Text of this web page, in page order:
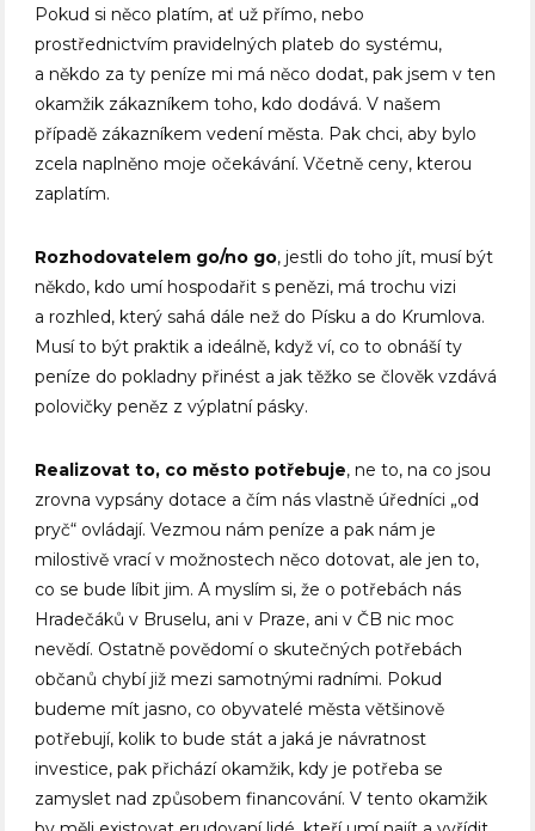
Pokud si něco platím, ať už přímo, nebo
prostřednictvím pravidelných plateb do systému,
a někdo za ty peníze mi má něco dodat, pak jsem v ten
okamžik zákazníkem toho, kdo dodává. V našem
případě zákazníkem vedení města. Pak chci, aby bylo
zcela naplněno moje očekávání. Včetně ceny, kterou
zaplatím.
Rozhodovatelem go/no go, jestli do toho jít, musí být
někdo, kdo umí hospodařit s penězi, má trochu vizi
a rozhled, který sahá dále než do Písku a do Krumlova.
Musí to být praktik a ideálně, když ví, co to obnáší ty
peníze do pokladny přinést a jak těžko se člověk vzdává
polovičky peněz z výplatní pásky.
Realizovat to, co město potřebuje, ne to, na co jsou
zrovna vypsány dotace a čím nás vlastně úředníci „od
pryč“ ovládají. Vezmou nám peníze a pak nám je
milostivě vrací v možnostech něco dotovat, ale jen to,
co se bude líbit jim. A myslím si, že o potřebách nás
Hradečáků v Bruselu, ani v Praze, ani v ČB nic moc
nevědí. Ostatně povědomí o skutečných potřebách
občanů chybí již mezi samotnými radními. Pokud
budeme mít jasno, co obyvatelé města většinově
potřebují, kolik to bude stát a jaká je návratnost
investice, pak přichází okamžik, kdy je potřeba se
zamyslet nad způsobem financování. V tento okamžik